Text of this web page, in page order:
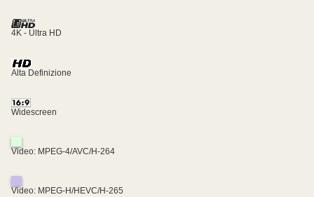
4K - Ultra HD
Alta Definizione
Widescreen
Video: MPEG-4/AVC/H-264
Video: MPEG-H/HEVC/H-265